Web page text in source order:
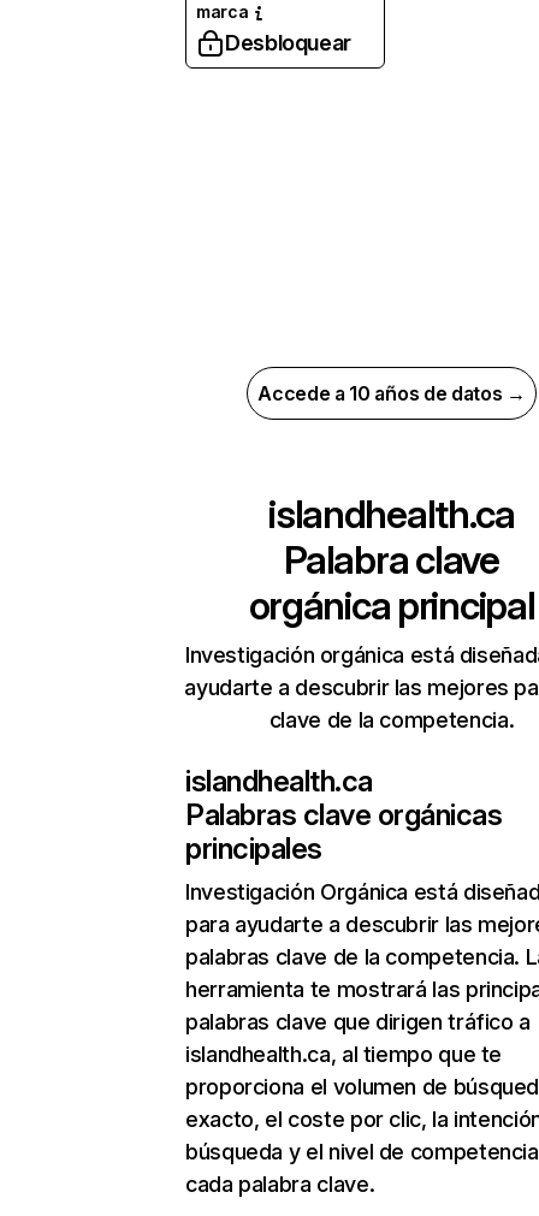
marca
Desbloquear
Accede a 10 años de datos →
islandhealth.ca
Palabra clave
orgánica principal
Investigación orgánica está
ayudarte a descubrir las mejores
clave de la competencia.
islandhealth.ca
Palabras clave orgánicas
principales
Investigación Orgánica está
para ayudarte a descubrir las
palabras clave de la competencia.
herramienta te mostrará las
palabras clave que dirigen tráfico a
islandhealth.ca, al tiempo que te
proporciona el volumen de
exacto, el coste por clic, la
búsqueda y el nivel de
cada palabra clave.